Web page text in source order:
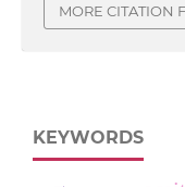
MORE CITATION
KEYWORDS